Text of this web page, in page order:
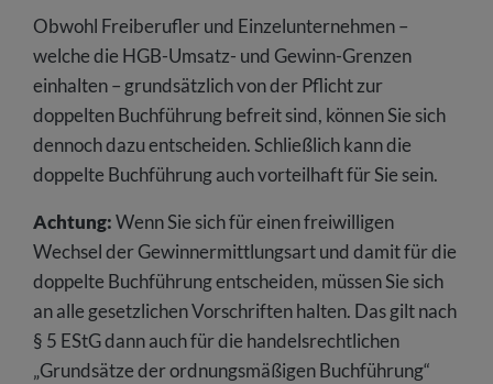
Obwohl Freiberufler und Einzelunternehmen –
welche die HGB-Umsatz- und Gewinn-Grenzen
einhalten – grundsätzlich von der Pflicht zur
doppelten Buchführung befreit sind, können Sie sich
dennoch dazu entscheiden. Schließlich kann die
doppelte Buchführung auch vorteilhaft für Sie sein.
Achtung:Wenn Sie sich für einen freiwilligen
Wechsel der Gewinnermittlungsart und damit für die
doppelte Buchführung entscheiden, müssen Sie sich
an alle gesetzlichen Vorschriften halten. Das gilt nach
§ 5 EStG dann auch für die handelsrechtlichen
„Grundsätze der ordnungsmäßigen Buchführung“